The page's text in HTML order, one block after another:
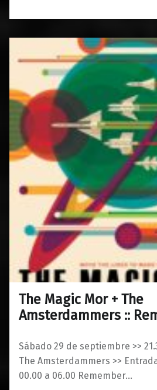
The Magic Mor + The
Amsterdammers ::
Sábado 29 de septiembre >>
The Amsterdammers >>
00.00 a 06.00 Remember…
25/09/20180Maravillas